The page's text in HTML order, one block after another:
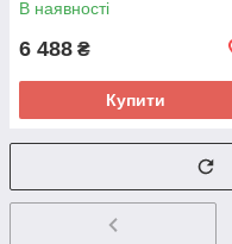
В наявності
6 488 ₴
Купити